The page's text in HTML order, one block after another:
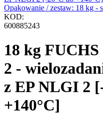
KOD:
600885243
18 kg
2 -
z EP NLGI 2
+140°C]